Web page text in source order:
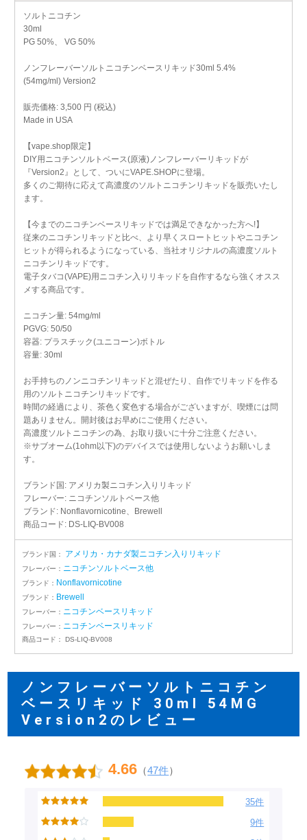
ソルトニコチン
30ml
PG 50%、 VG 50%
ノンフレーバーソルトニコチンベースリキッド30ml 5.4%
(54mg/ml) Version2
販売価格: 3,500 円 (税込)
Made in USA
【vape.shop限定】
DIY用ニコチンソルトベース(原液)ノンフレーバーリキッドが
『Version2』として、ついにVAPE.SHOPに登場。
多くのご期待に応えて高濃度のソルトニコチンリキッドを販売いたし
ます。
【今までのニコチンベースリキッドでは満足できなかった方へ!】
従来のニコチンリキッドと比べ、より早くスロートヒットやニコチン
ヒットが得られるようになっている、当社オリジナルの高濃度ソルト
ニコチンリキッドです。
電子タバコ(VAPE)用ニコチン入りリキッドを自作するなら強くオスス
メする商品です。
ニコチン量: 54mg/ml
PGVG: 50/50
容器: プラスチック(ユニコーン)ボトル
容量: 30ml
お手持ちのノンニコチンリキッドと混ぜたり、自作でリキッドを作る
用のソルトニコチンリキッドです。
時間の経過により、茶色く変色する場合がございますが、喫煙には問
題ありません。開封後はお早めにご使用ください。
高濃度ソルトニコチンの為、お取り扱いに十分ご注意ください。
※サブオーム(1ohm以下)のデバイスでは使用しないようお願いしま
す。
ブランド国: アメリカ製ニコチン入りリキッド
フレーバー: ニコチンソルトベース他
ブランド: Nonflavornicotine、Brewell
商品コード: DS-LIQ-BV008
ブランド国： アメリカ・カナダ製ニコチン入りリキッド
フレーバー： ニコチンソルトベース他
ブランド： Nonflavornicotine
ブランド： Brewell
フレーバー： ニコチンベースリキッド
フレーバー： ニコチンベースリキッド
商品コード： DS-LIQ-BV008
ノンフレーバーソルトニコチン
ベースリキッド 30ml 54MG
Version2のレビュー
4.66 （47件）
35件
9件